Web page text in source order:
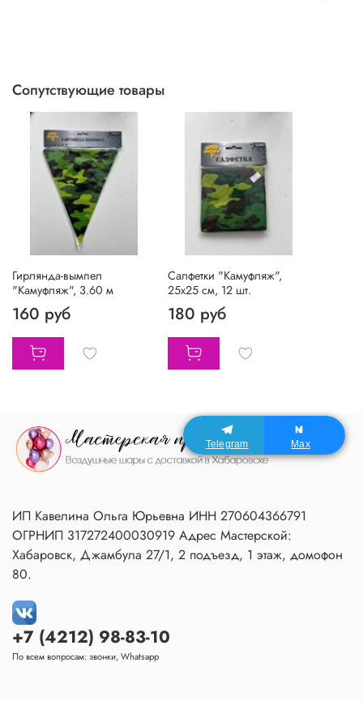
Сопутствующие товары
Гирлянда-вымпел
"Камуфляж", 3.60 м
160 руб
Салфетки "Камуфляж",
25х25 см, 12 шт.
180 руб
+7 (4212) 98-83-10
По всем вопросам: звонки, Whatsapp
ИП Кавелина Ольга Юрьевна ИНН 270604366791
ОГРНИП 317272400030919 Адрес Мастерской:
Хабаровск, Джамбула 27/1, 2 подъезд, 1 этаж, домофон
80.
Telegram Max